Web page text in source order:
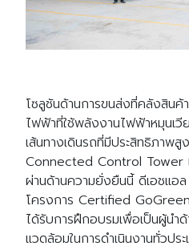
โซลูชันด้านการขนส่งที่คลังสิน
ไฟฟ้าที่ใช้พลังงานไฟฟ้าหมุนเวี
เส้นทางเดินรถที่มีประสิทธิภาพ
Connected Control Tower แ
ผ่านด้านความยั่งยืนนี้ ดีเอชแอ
โครงการ Certified
ได้รับการฝึกอบรมเพื่อเป็นผู้นำ
แวดล้อมในการดำเนินงานทั่วประ